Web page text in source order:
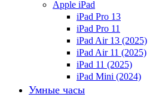
Apple iPad
iPad Pro 13
iPad Pro 11
iPad Air 13 (2025)
iPad Air 11 (2025)
iPad 11 (2025)
iPad Mini (2024)
Умные часы